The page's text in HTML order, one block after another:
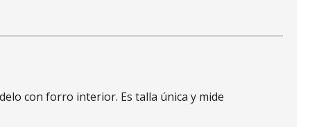
con forro interior. Es talla única y mide